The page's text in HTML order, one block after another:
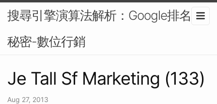
搜尋引擎演算法解析：Google排名的
秘密-數位行銷
Je Tall Sf Marketing (133)
Aug 27, 2013